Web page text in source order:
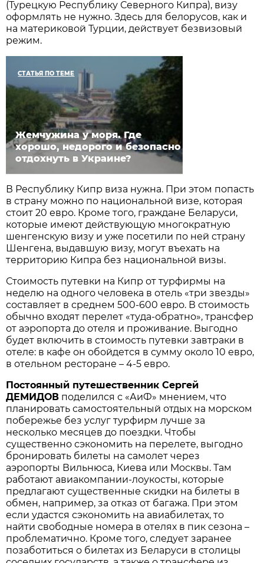
(Турецкую Республику Северного Кипра), визу
оформлять не нужно. Здесь для белорусов, как и
на материковой Турции, действует безвизовый
режим.
СТАТЬЯ ПО ТЕМЕ
Жемчужина у моря. Где
хорошо, недорого и безопасно
отдохнуть в Украине?
В Республику Кипр виза нужна. При этом попасть
в страну можно по национальной визе, которая
стоит 20 евро. Кроме того, граждане Беларуси,
которые имеют действующую многократную
шенгенскую визу и уже посетили по ней страну
Шенгена, выдавшую визу, могут въехать на
территорию Кипра без национальной визы.
Стоимость путевки на Кипр от турфирмы на
неделю на одного человека в отель «три звезды»
составляет в среднем 500-600 евро. В стоимость
обычно входят перелет «туда-обратно», трансфер
от аэропорта до отеля и проживание. Выгодно
будет включить в стоимость путевки завтраки в
отеле: в кафе он обойдется в сумму около 10 евро,
в отельном ресторане – 4-5 евро.
Постоянный путешественник Сергей
ДЕМИДОВ поделился с «АиФ» мнением, что
планировать самостоятельный отдых на морском
побережье без услуг турфирм лучше за
несколько месяцев до поездки. Чтобы
существенно сэкономить на перелете, выгодно
бронировать билеты на самолет через
аэропорты Вильнюса, Киева или Москвы. Там
работают авиакомпании-лоукосты, которые
предлагают существенные скидки на билеты в
обмен, например, за отказ от багажа. При этом
если удастся сэкономить на авиабилетах, то
найти свободные номера в отелях в пик сезона –
проблематично. Кроме того, следует заранее
позаботиться о билетах из Беларуси в столицы